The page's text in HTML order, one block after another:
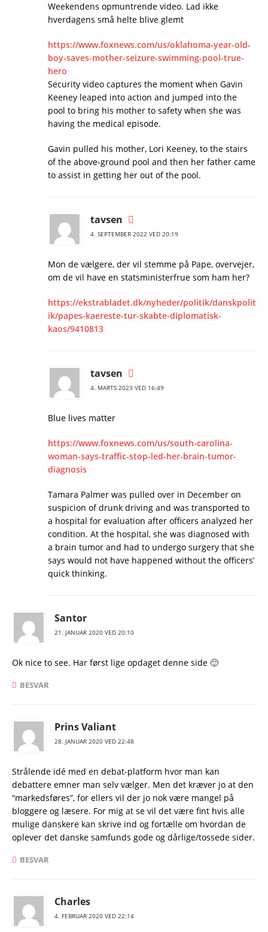
Weekendens opmuntrende video. Lad ikke
hverdagens små helte blive glemt
https://www.foxnews.com/us/oklahoma-year-old-
boy-saves-mother-seizure-swimming-pool-true-
hero
Security video captures the moment when Gavin
Keeney leaped into action and jumped into the
pool to bring his mother to safety when she was
having the medical episode.
Gavin pulled his mother, Lori Keeney, to the stairs
of the above-ground pool and then her father came
to assist in getting her out of the pool.
tavsen
4. SEPTEMBER 2022 VED 20:19
Mon de vælgere, der vil stemme på Pape, overvejer,
om de vil have en statsministerfrue som ham her?
https://ekstrabladet.dk/nyheder/politik/danskpolit
ik/papes-kaereste-tur-skabte-diplomatisk-
kaos/9410813
tavsen
4. MARTS 2023 VED 16:49
Blue lives matter
https://www.foxnews.com/us/south-carolina-
woman-says-traffic-stop-led-her-brain-tumor-
diagnosis
Tamara Palmer was pulled over in December on
suspicion of drunk driving and was transported to
a hospital for evaluation after officers analyzed her
condition. At the hospital, she was diagnosed with
a brain tumor and had to undergo surgery that she
says would not have happened without the officers’
quick thinking.
Santor
21. JANUAR 2020 VED 20:10
Ok nice to see. Har først lige opdaget denne side 🙂
BESVAR
Prins Valiant
28. JANUAR 2020 VED 22:48
Strålende idé med en debat-platform hvor man kan
debattere emner man selv vælger. Men det kræver jo at den
“markedsføres”, for ellers vil der jo nok være mangel på
bloggere og læsere. For mig at se vil det være fint hvis alle
mulige danskere kan skrive ind og fortælle om hvordan de
oplever det danske samfunds gode og dårlige/tossede sider.
BESVAR
Charles
4. FEBRUAR 2020 VED 22:14